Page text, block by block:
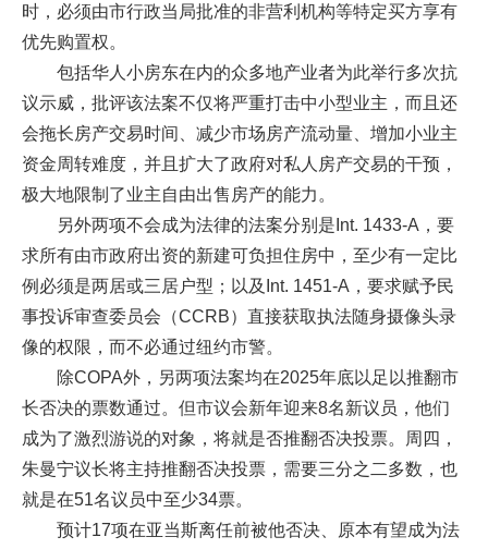
时，必须由市行政当局批准的非营利机构等特定买方享有
优先购置权。
包括华人小房东在内的众多地产业者为此举行多次抗
议示威，批评该法案不仅将严重打击中小型业主，而且还
会拖长房产交易时间、减少市场房产流动量、增加小业主
资金周转难度，并且扩大了政府对私人房产交易的干预，
极大地限制了业主自由出售房产的能力。
另外两项不会成为法律的法案分别是Int. 1433-A，要
求所有由市政府出资的新建可负担住房中，至少有一定比
例必须是两居或三居户型；以及Int. 1451-A，要求赋予民
事投诉审查委员会（CCRB）直接获取执法随身摄像头录
像的权限，而不必通过纽约市警。
除COPA外，另两项法案均在2025年底以足以推翻市
长否决的票数通过。但市议会新年迎来8名新议员，他们
成为了激烈游说的对象，将就是否推翻否决投票。周四，
朱曼宁议长将主持推翻否决投票，需要三分之二多数，也
就是在51名议员中至少34票。
预计17项在亚当斯离任前被他否决、原本有望成为法